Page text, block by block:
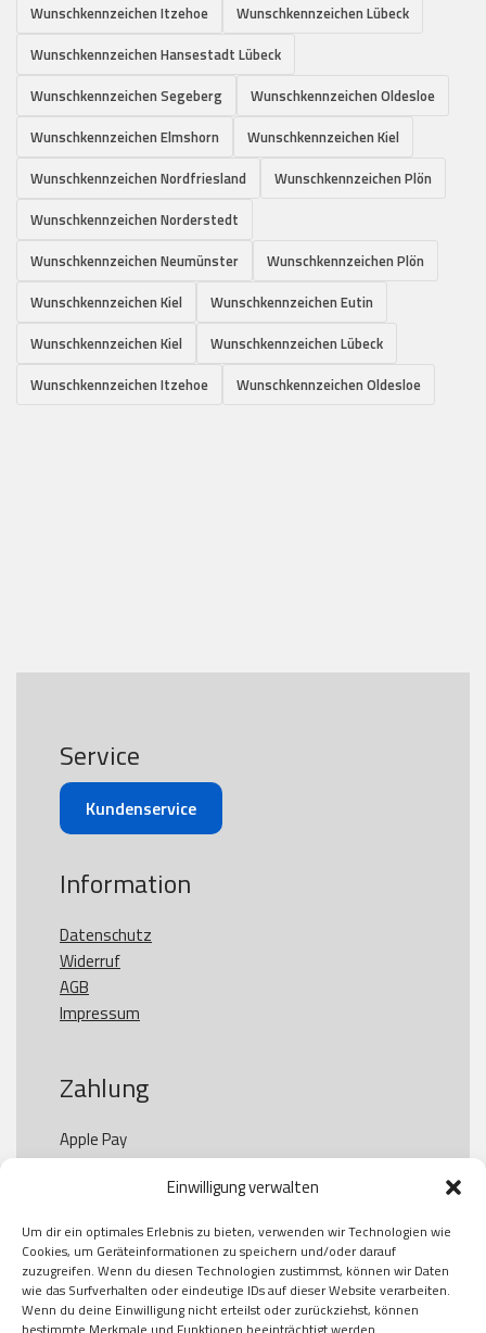
Einwilligung verwalten
Um dir ein optimales Erlebnis zu bieten, verwenden wir Technologien wie
Cookies, um Geräteinformationen zu speichern und/oder darauf
zuzugreifen. Wenn du diesen Technologien zustimmst, können wir Daten
wie das Surfverhalten oder eindeutige IDs auf dieser Website verarbeiten.
Wenn du deine Einwilligung nicht erteilst oder zurückziehst, können
Wunschkennzeichen Itzehoe
Wunschkennzeichen Lübeck
Wunschkennzeichen Hansestadt Lübeck
Wunschkennzeichen Segeberg
Wunschkennzeichen Oldesloe
Wunschkennzeichen Elmshorn
Wunschkennzeichen Kiel
Wunschkennzeichen Nordfriesland
Wunschkennzeichen Plön
Wunschkennzeichen Norderstedt
Wunschkennzeichen Neumünster
Wunschkennzeichen Plön
Wunschkennzeichen Kiel
Wunschkennzeichen Eutin
Wunschkennzeichen Kiel
Wunschkennzeichen Lübeck
Wunschkennzeichen Itzehoe
Wunschkennzeichen Oldesloe
Service
Kundenservice
Information
Datenschutz
Widerruf
AGB
Impressum
Zahlung
Apple Pay
Paypal
Kauf auf Rechung
Klarna
American Express